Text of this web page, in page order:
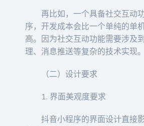
再比如，一个具备社交互动
序，开发成本会比一个单纯的单
高。因为社交互动功能需要涉及
理、消息推送等复杂的技术实现。
（二）设计要求
1. 界面美观度要求
抖音小程序的界面设计直接